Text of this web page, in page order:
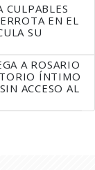
CULPABLES
EN EL
SU
A ROSARIO
ÍNTIMO
ACCESO AL